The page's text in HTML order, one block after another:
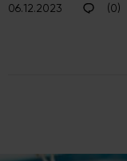
06.12.2023 (0)